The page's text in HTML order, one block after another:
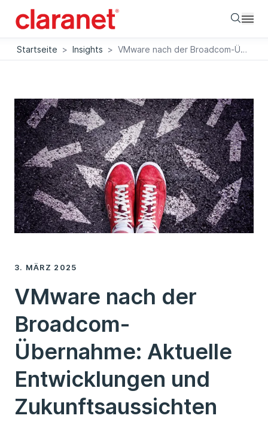
Startseite > Insights > VMware nach der Broadcom-Übernahme: Aktuelle Entwicklungen und Zukunftsaussichten
3. MÄRZ 2025
VMware nach der
Broadcom-
Übernahme: Aktuelle
Entwicklungen und
Zukunftsaussichten